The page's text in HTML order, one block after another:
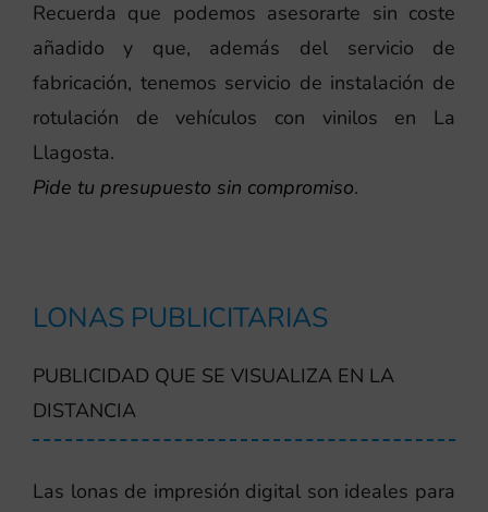
Recuerda que podemos asesorarte sin coste
añadido y que, además del servicio de
fabricación, tenemos servicio de instalación de
rotulación de vehículos con vinilos en La
Llagosta.
Pide tu presupuesto sin compromiso.
LONAS PUBLICITARIAS
PUBLICIDAD QUE SE VISUALIZA EN LA
DISTANCIA
Las lonas de impresión digital son ideales para